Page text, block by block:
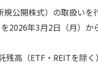
公開株式）の取扱い
2026年3月2日（月）か
残高（ETF・REITを除